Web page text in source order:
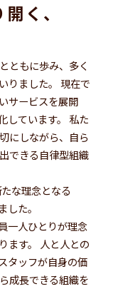
扱いについて
く、
ともに歩み、多く
りました。 現在で
サービスを展開
しています。 私た
にしながら、自ら
できる自律型組織
な理念となる
した。
一人ひとりが理念
ます。 人と人との
タッフが自身の価
成長できる組織を